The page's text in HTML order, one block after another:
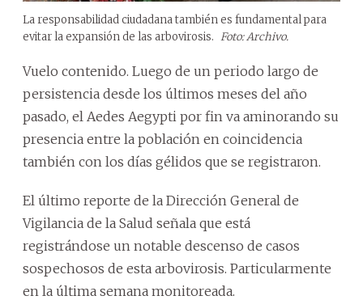
La responsabilidad ciudadana también es fundamental para
evitar la expansión de las arbovirosis. Foto: Archivo.
Vuelo contenido. Luego de un periodo largo de
persistencia desde los últimos meses del año
pasado, el Aedes Aegypti por fin va aminorando su
presencia entre la población en coincidencia
también con los días gélidos que se registraron.
El último reporte de la Dirección General de
Vigilancia de la Salud señala que está
registrándose un notable descenso de casos
sospechosos de esta arbovirosis. Particularmente
en la última semana monitoreada.